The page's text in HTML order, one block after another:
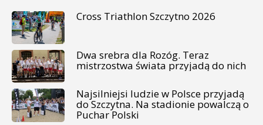
Cross Triathlon Szczytno 2026
Dwa srebra dla Rozóg. Teraz
mistrzostwa świata przyjadą do nich
Najsilniejsi ludzie w Polsce przyjadą
do Szczytna. Na stadionie powalczą o
Puchar Polski